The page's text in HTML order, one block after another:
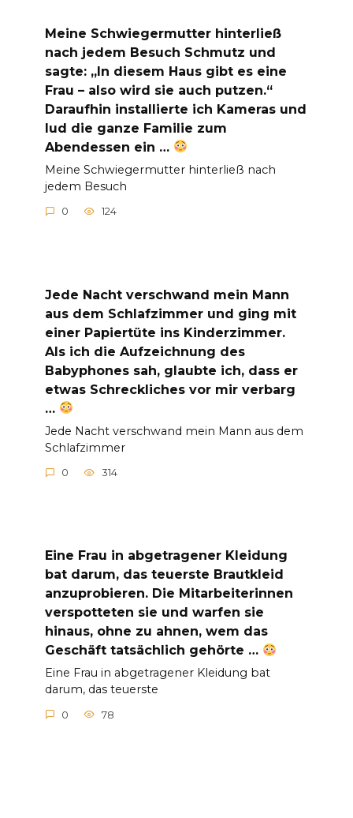
Meine Schwiegermutter hinterließ
nach jedem Besuch Schmutz und
sagte: „In diesem Haus gibt es eine
Frau – also wird sie auch putzen.“
Daraufhin installierte ich Kameras und
lud die ganze Familie zum
Abendessen ein …
Meine Schwiegermutter hinterließ nach
jedem Besuch
0 124
Jede Nacht verschwand mein Mann
aus dem Schlafzimmer und ging mit
einer Papiertüte ins Kinderzimmer.
Als ich die Aufzeichnung des
Babyphones sah, glaubte ich, dass er
etwas Schreckliches vor mir verbarg
…
Jede Nacht verschwand mein Mann aus dem
Schlafzimmer
0 314
Eine Frau in abgetragener Kleidung
bat darum, das teuerste Brautkleid
anzuprobieren. Die Mitarbeiterinnen
verspotteten sie und warfen sie
hinaus, ohne zu ahnen, wem das
Geschäft tatsächlich gehörte …
Eine Frau in abgetragener Kleidung bat
darum, das teuerste
0 78